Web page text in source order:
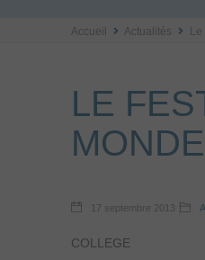
Accueil Actualités
LE
MONDE
17 septembre 2013
COLLEGE